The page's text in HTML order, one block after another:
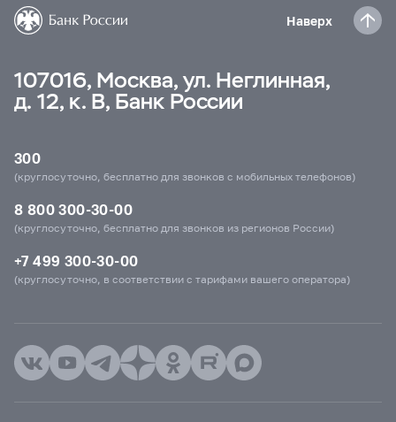
Наверх
107016, Москва, ул. Неглинная,
д. 12, к. В, Банк России
300
(круглосуточно, бесплатно для звонков с мобильных телефонов)
8 800 300-30-00
(круглосуточно, бесплатно для звонков из регионов России)
+7 499 300-30-00
(круглосуточно, в соответствии с тарифами вашего оператора)